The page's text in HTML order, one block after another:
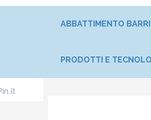
ABBATTIMENTO
PRODOTTI E
It